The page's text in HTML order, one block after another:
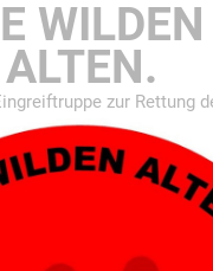
WILDEN
ALTEN.
zur Rettung